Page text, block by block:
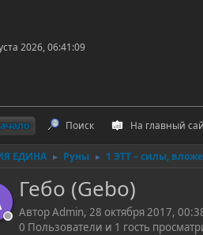
2026, 06:41:09
Поиск На главный
ЕДИНА ► Руны ► 1 ЭТТ – силы,
Гебо (Gebo)
Автор Admin, 28 октября 2017,
0 Пользователи и 1 гость